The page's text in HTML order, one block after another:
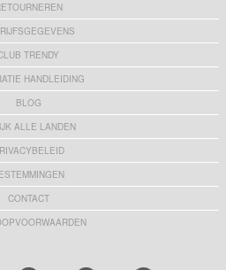
TRENDY
HANDLEIDING
BLOG
ALLE LANDEN
CONTACT